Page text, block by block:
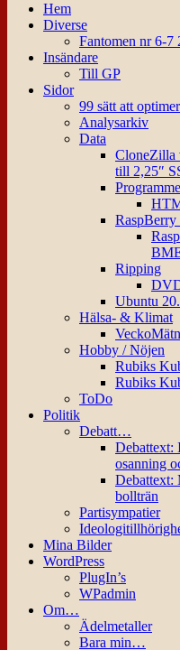
Hem
Diverse
Fantomen nr 6-7
Insändare
Till GP
Sidor
99 sätt att
Analysarkiv
Data
CloneZilla
till 2,25″
RaspBerry
Ripping
Ubuntu
Hälsa- & Klimat
Hobby / Nöjen
Rubiks
Rubiks
ToDo
Politik
Debatt…
Debattext:
osanning
Debattext:
bollträn
Partisympatier
Mina Bilder
WordPress
PlugIn’s
WPadmin
Om…
Ädelmetaller
Bara min…